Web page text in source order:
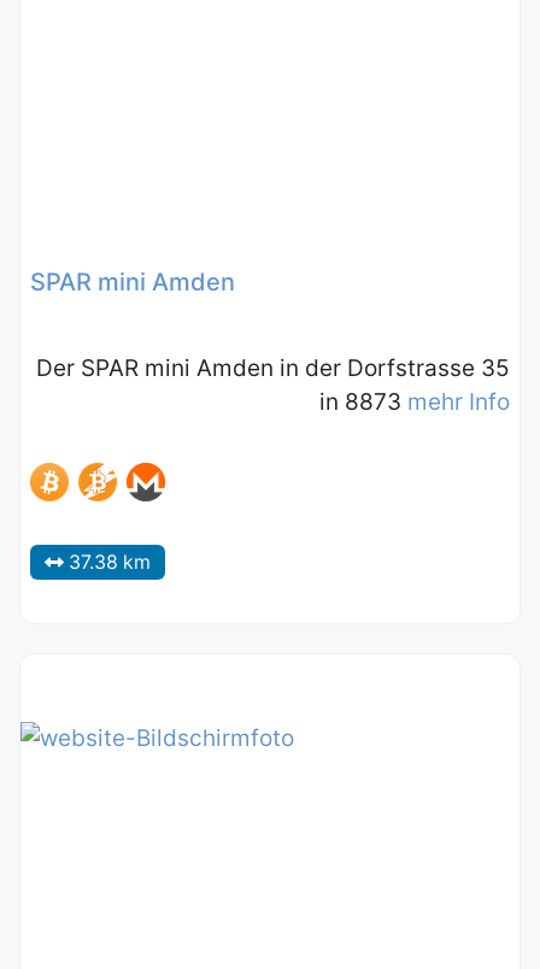
SPAR mini Amden
Der SPAR mini Amden in der Dorfstrasse 35
in 8873 mehr Info
37.38 km